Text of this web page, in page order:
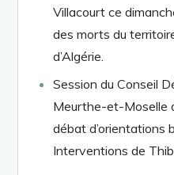
Villacourt ce
des morts du
d’Algérie.
Session du Conseil
Meurthe-et-Moselle
débat d’orientations
Interventions de